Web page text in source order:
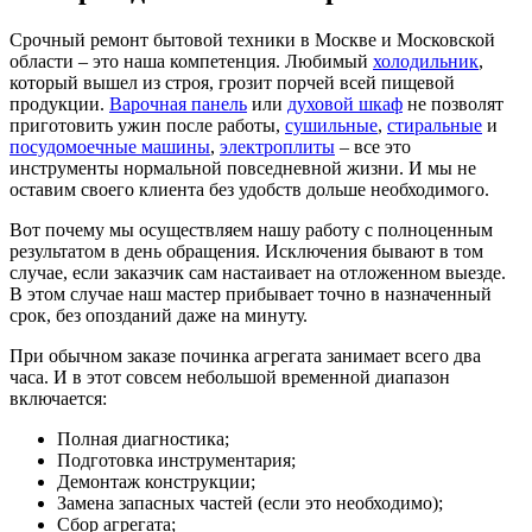
Срочный ремонт бытовой техники в Москве и Московской
области – это наша компетенция. Любимый холодильник,
который вышел из строя, грозит порчей всей пищевой
продукции. Варочная панель или духовой шкаф не позволят
приготовить ужин после работы, сушильные, стиральные и
посудомоечные машины, электроплиты – все это
инструменты нормальной повседневной жизни. И мы не
оставим своего клиента без удобств дольше необходимого.
Вот почему мы осуществляем нашу работу с полноценным
результатом в день обращения. Исключения бывают в том
случае, если заказчик сам настаивает на отложенном выезде.
В этом случае наш мастер прибывает точно в назначенный
срок, без опозданий даже на минуту.
При обычном заказе починка агрегата занимает всего два
часа. И в этот совсем небольшой временной диапазон
включается:
Полная диагностика;
Подготовка инструментария;
Демонтаж конструкции;
Замена запасных частей (если это необходимо);
Сбор агрегата;